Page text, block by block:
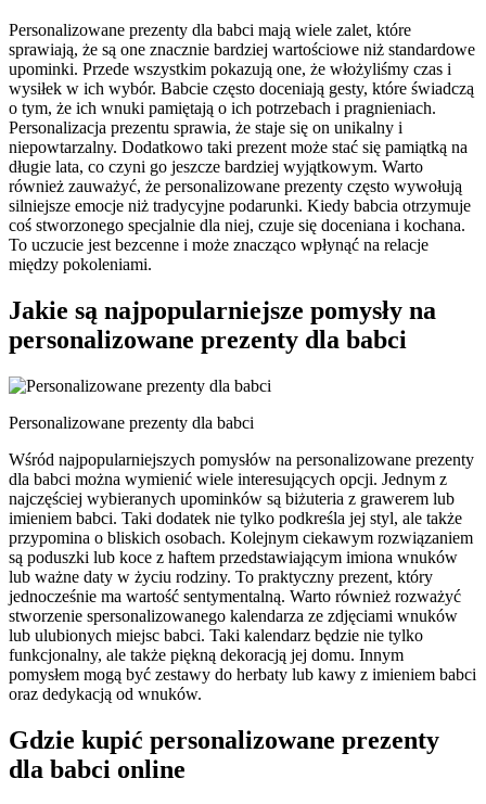
Personalizowane prezenty dla babci mają wiele zalet, które
sprawiają, że są one znacznie bardziej wartościowe niż standardowe
upominki. Przede wszystkim pokazują one, że włożyliśmy czas i
wysiłek w ich wybór. Babcie często doceniają gesty, które świadczą
o tym, że ich wnuki pamiętają o ich potrzebach i pragnieniach.
Personalizacja prezentu sprawia, że staje się on unikalny i
niepowtarzalny. Dodatkowo taki prezent może stać się pamiątką na
długie lata, co czyni go jeszcze bardziej wyjątkowym. Warto
również zauważyć, że personalizowane prezenty często wywołują
silniejsze emocje niż tradycyjne podarunki. Kiedy babcia otrzymuje
coś stworzonego specjalnie dla niej, czuje się doceniana i kochana.
To uczucie jest bezcenne i może znacząco wpłynąć na relacje
między pokoleniami.
Jakie są najpopularniejsze pomysły na
personalizowane prezenty dla babci
Personalizowane prezenty dla babci
Wśród najpopularniejszych pomysłów na personalizowane prezenty
dla babci można wymienić wiele interesujących opcji. Jednym z
najczęściej wybieranych upominków są biżuteria z grawerem lub
imieniem babci. Taki dodatek nie tylko podkreśla jej styl, ale także
przypomina o bliskich osobach. Kolejnym ciekawym rozwiązaniem
są poduszki lub koce z haftem przedstawiającym imiona wnuków
lub ważne daty w życiu rodziny. To praktyczny prezent, który
jednocześnie ma wartość sentymentalną. Warto również rozważyć
stworzenie spersonalizowanego kalendarza ze zdjęciami wnuków
lub ulubionych miejsc babci. Taki kalendarz będzie nie tylko
funkcjonalny, ale także piękną dekoracją jej domu. Innym
pomysłem mogą być zestawy do herbaty lub kawy z imieniem babci
oraz dedykacją od wnuków.
Gdzie kupić personalizowane prezenty
dla babci online